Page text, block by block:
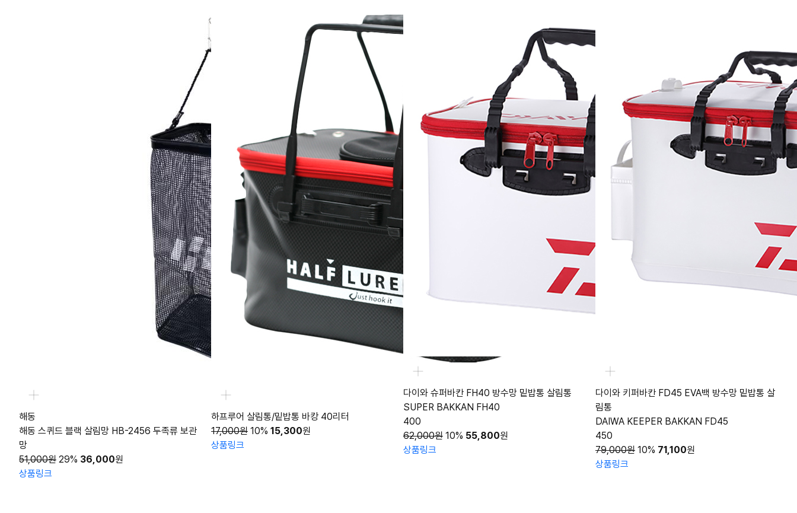
해동
해동 스퀴드 블랙 살림망 HB-2456 두족류 보관
망
51,000원 29% 36,000원
상품링크
하프루어 살림통/밑밥통 바캉 40리터
17,000원 10% 15,300원
상품링크
다이와 슈퍼바칸 FH40 방수망 밑밥통 살림통
SUPER BAKKAN FH40
400
62,000원 10% 55,800원
상품링크
다이와 키퍼바칸 FD45 EVA백 방수망 밑밥통 살
림통
DAIWA KEEPER BAKKAN FD45
450
79,000원 10% 71,100원
상품링크